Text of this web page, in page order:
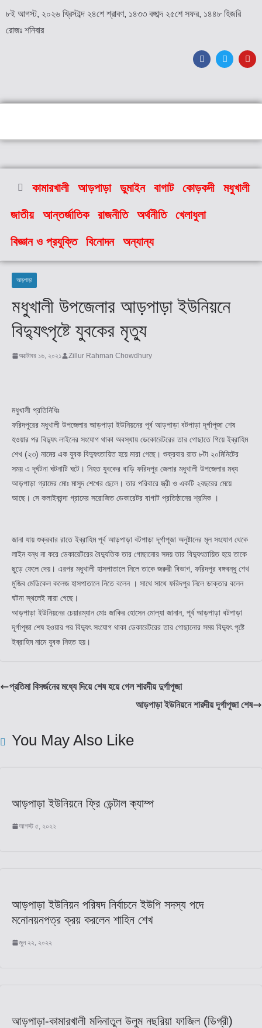
৮ই আগস্ট, ২০২৬ খ্রিস্টাব্দ ২৪শে শ্রাবণ, ১৪৩৩ বঙ্গাব্দ ২৫শে সফর, ১৪৪৮ হিজরি
রোজঃ শনিবার
কামারখালী আড়পাড়া ডুমাইন বাগাট কোড়কদী মধুখালী
জাতীয় আন্তর্জাতিক রাজনীতি অর্থনীতি খেলাধুলা
বিজ্ঞান ও প্রযুক্তি বিনোদন অন্যান্য
আড়পাড়া
মধুখালী উপজেলার আড়পাড়া ইউনিয়নে
বিদ্যুৎপৃষ্টে যুবকের মৃত্যু
অক্টোবর ১৬, ২০২১ Zillur Rahman Chowdhury
মধুখালী প্রতিনিধিঃ
ফরিদপুরের মধুখালী উপজেলার আড়পাড়া ইউনিয়নের পূর্ব আড়পাড়া বটপাড়া দূর্গাপূজা শেষ
হওয়ার পর বিদ্যুৎ লাইনের সংযোগ থাকা অবস্থায় ডেকোরেটরের তার গোছাতে গিয়ে ইব্রাহিম
শেখ (২৩) নামের এক যুবক বিদ্যুৎতায়িত হয়ে মারা গেছে। শুক্রবার রাত ৮টা ২০মিনিটের
সময় এ দূর্ঘটনা ঘটনাটি ঘটে। নিহত যুবকের বাড়ি ফরিদপুর জেলার মধুখালী উপজেলার মধ্য
আড়পাড়া গ্রামের মোঃ মাসুদ শেখের ছেলে। তার পরিবারে স্ত্রী ও একটি ২বছরের মেয়ে
আছে। সে কলাইকান্দা গ্রামের সরোজিত ডেকারেটর বাগাট প্রতিষ্ঠানের শ্রমিক ।
জানা যায় শুক্রবার রাতে ইব্রাহিম পূর্ব আড়পাড়া বটপাড়া দূর্গাপূজা অনুষ্টানের মূল সংযোগ থেকে
লাইন বন্ধ না করে ডেকারেটরের বৈদ্যুতিক তার গোছানোর সময় তার বিদ্যুৎতায়িত হয়ে তাকে
ছুড়ে ফেলে দেয়। এরপর মধুখালী হাসপাতালে নিলে তাকে জরুরী বিভাগ, ফরিদপুর বঙ্গবন্ধু শেখ
মুজিব মেডিকেল কলেজ হাসপাতালে নিতে বলেন । সাথে সাথে ফরিদপুর নিলে ডাক্তার বলেন
ঘটনা স্থলেই মারা গেছে।
আড়পাড়া ইউনিয়নের চেয়ারম্যান মোঃ জাকির হোসেন মোল্যা জানান, পূর্ব আড়পাড়া বটপাড়া
দূর্গাপূজা শেষ হওয়ার পর বিদ্যুৎ সংযোগ থাকা ডেকারেটরের তার গোছানোর সময় বিদ্যুৎ পৃষ্টে
ইব্রাহিম নামে যুবক নিহত হয়।
প্রতিমা বিসর্জনের মধ্যে দিয়ে শেষ হয়ে গেল শারদীয় দুর্গাপূজা
আড়পাড়া ইউনিয়নে শারদীয় দূর্গাপূজা শেষ
You May Also Like
আড়পাড়া ইউনিয়নে ফ্রি ডেন্টাল ক্যাম্প
আগস্ট ৫, ২০২২
আড়পাড়া ইউনিয়ন পরিষদ নির্বাচনে ইউপি সদস্য পদে
মনোনয়নপত্র ক্রয় করলেন শাহিন শেখ
জুন ২২, ২০২২
আড়পাড়া-কামারখালী মদিনাতুল উলুম নছরিয়া ফাজিল (ডিগ্রী)